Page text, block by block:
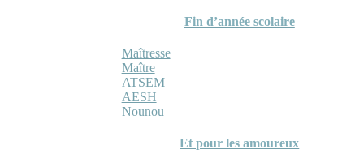
Fin d’année scolaire
Maîtresse
Maître
ATSEM
AESH
Nounou
Et pour les amoureux